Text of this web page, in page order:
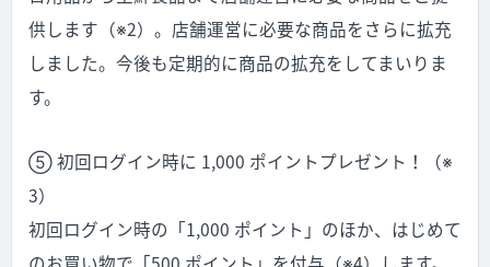
供します（※2）。店舗運営に必要な商品をさらに拡充
しました。今後も定期的に商品の拡充をしてまいりま
す。
⑤ 初回ログイン時に 1,000 ポイントプレゼント！（※
3）
初回ログイン時の「1,000 ポイント」のほか、はじめて